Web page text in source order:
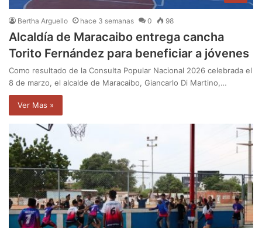
Bertha Arguello hace 3 semanas 0 98
Alcaldía de Maracaibo entrega cancha
Torito Fernández para beneficiar a jóvenes
Como resultado de la Consulta Popular Nacional 2026 celebrada el
8 de marzo, el alcalde de Maracaibo, Giancarlo Di Martino,…
Ver Mas »